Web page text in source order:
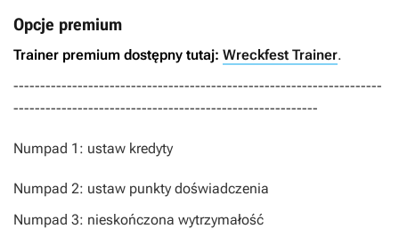
Opcje premium
Trainer premium dostępny tutaj: Wreckfest Trainer.
---------------------------------------------------------------------
---------------------------------------------------------
Numpad 1: ustaw kredyty
Numpad 2: ustaw punkty doświadczenia
Numpad 3: nieskończona wytrzymałość